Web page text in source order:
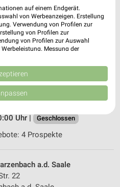
Straße 27
Uhr | Geschlossen
❯
Str. 27a
Uhr |
Geschlossen
4 Prospekte
a.d. Saale
22
auf einem Endgerät.
von Werbeanzeigen. Erstellung
Verwendung von Profilen zur
von Profilen zur
von Profilen zur Auswahl
Messung der
Quellen. Entwicklung und
reduzierter Daten zur Auswahl
Union weitergegeben und in die
Informationen